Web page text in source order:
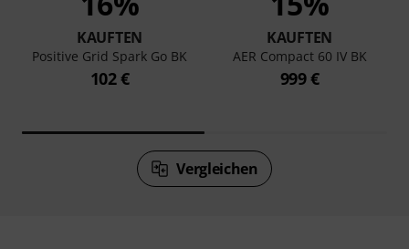
KAUFTEN
Positive Grid Spark Go BK
102 €
KAUFTEN
AER Compact 60 IV BK
999 €
Vergleichen